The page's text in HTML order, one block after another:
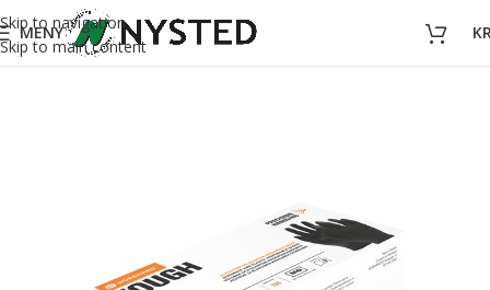
Skip to navigation
Skip to main content
MENY